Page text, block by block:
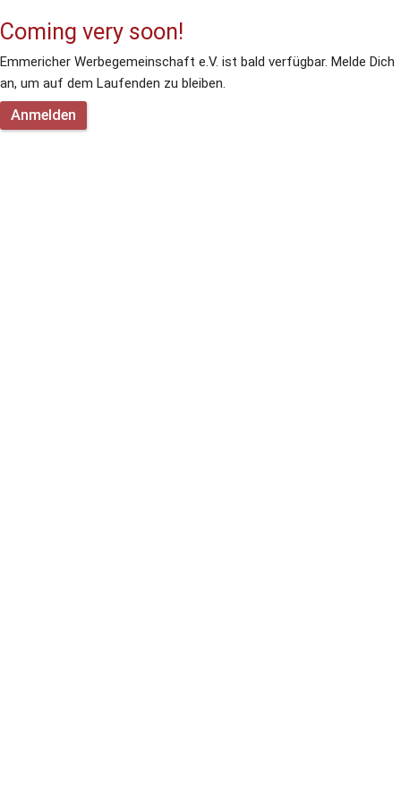
Coming very soon!
Emmericher Werbegemeinschaft e.V. ist bald verfügbar. Melde Dich
an, um auf dem Laufenden zu bleiben.
Anmelden